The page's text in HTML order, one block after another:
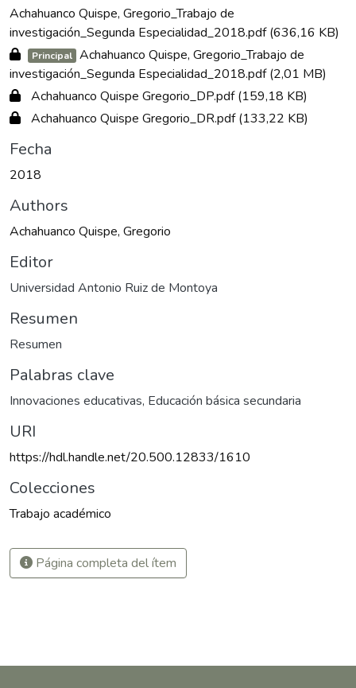
Achahuanco Quispe, Gregorio_Trabajo de
investigación_Segunda Especialidad_2018.pdf(636,16 KB)
Principal Achahuanco Quispe, Gregorio_Trabajo de
investigación_Segunda Especialidad_2018.pdf(2,01 MB)
Achahuanco Quispe Gregorio_DP.pdf(159,18 KB)
Achahuanco Quispe Gregorio_DR.pdf(133,22 KB)
Fecha
2018
Authors
Achahuanco Quispe, Gregorio
Editor
Universidad Antonio Ruiz de Montoya
Resumen
Resumen
Palabras clave
Innovaciones educativas, Educación básica secundaria
URI
https://hdl.handle.net/20.500.12833/1610
Colecciones
Trabajo académico
Página completa del ítem